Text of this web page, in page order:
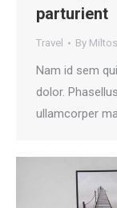
parturient
Travel By Miltos
Nam id sem
dolor.
ullamcorper